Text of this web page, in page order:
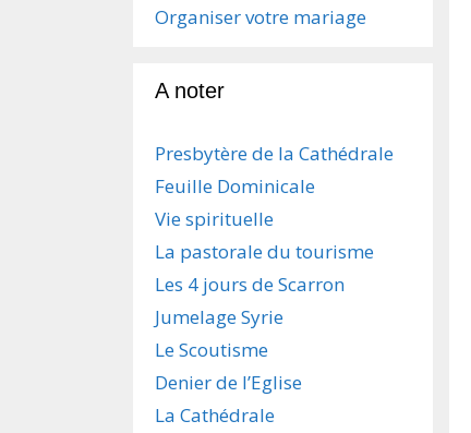
Organiser votre mariage
A noter
Presbytère de la Cathédrale
Feuille Dominicale
Vie spirituelle
La pastorale du tourisme
Les 4 jours de Scarron
Jumelage Syrie
Le Scoutisme
Denier de l’Eglise
La Cathédrale